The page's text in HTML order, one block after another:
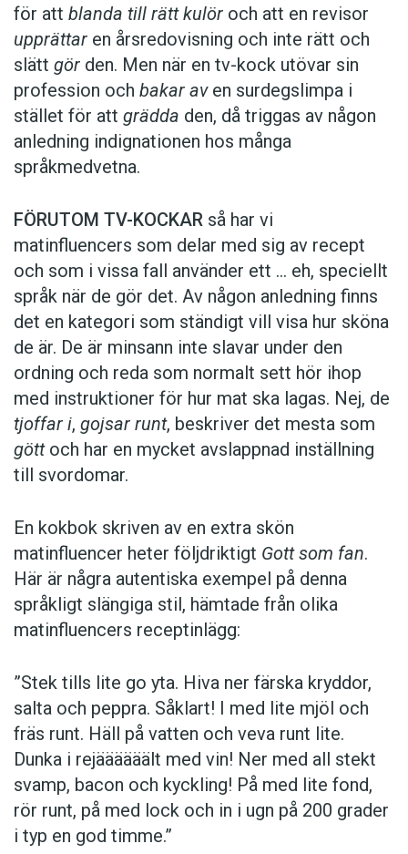
för att blanda till rätt kulör och att en revisor
upprättar en årsredovisning och inte rätt och
slätt gör den. Men när en tv-kock utövar sin
profession och bakar aven surdegslimpa i
stället för att grädda den, då triggas av någon
anledning indignationen hos många
språkmedvetna.
FÖRUTOM TV-KOCKAR så har vi
matinfluencers som delar med sig av recept
och som i vissa fall ­använder ett … eh, speciellt
språk när de gör det. Av någon anledning finns
det en kategori som ständigt vill visa hur sköna
de är. De är minsann inte slavar under den
ordning och reda som normalt sett hör ihop
med instruktioner för hur mat ska lagas. Nej, de
tjoffar i, gojsar runt, beskriver det mesta som
göttoch har en mycket avslappnad inställning
till svordomar.
En kokbok ­skriven av en extra skön
matinfluencer heter följd­riktigt Gott som fan.
Här är några autentiska ­exempel på denna
språkligt slängiga stil, ­hämtade från olika
matinfluencers receptinlägg:
”Stek tills lite go yta. Hiva ner färska kryddor,
salta och peppra. Såklart! I med lite mjöl och
fräs runt. Häll på vatten och veva runt lite.
Dunka i rejäääääält med vin! Ner med all stekt
svamp, bacon och kyckling! På med lite fond,
rör runt, på med lock och in i ugn på 200 grader
i typ en god timme.”